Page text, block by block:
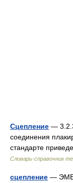
Сцепление —
соединения
стандарте
Словарь-справочник
сцепление —